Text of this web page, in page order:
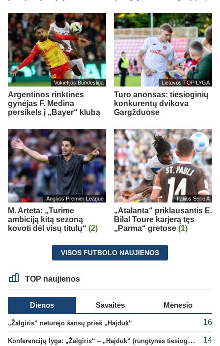
Vokietijos Bundesliga
Argentinos rinktinės
gynėjas F. Medina
persikels į „Bayer“ klubą
Lietuvos TOP LYGA
Turo anonsas: tiesioginių
konkurentų dvikova
Gargžduose
Anglijos Premier League
M. Arteta: „Turime
ambiciją kitą sezoną
kovoti dėl visų titulų“ (2)
Italijos Serie A
„Atalanta“ priklausantis E.
Bilal Toure karjerą tęs
„Parma“ gretose (1)
VISOS FUTBOLO NAUJIENOS
TOP naujienos
Dienos Savaitės Mėnesio
„Žalgiris“ neturėjo šansų prieš „Hajduk“ 16
Konferencijų lyga: „Žalgiris“ – „Hajduk“ (rungtynės tiesiogiai) 14